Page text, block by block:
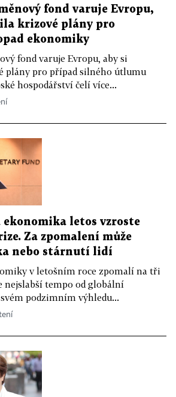
fond varuje Evropu,
krizové plány pro
ekonomiky
fond varuje Evropu, aby si
plány pro případ silného útlumu
hospodářství čelí více...
ekonomika letos vzroste
Za zpomalení může
nebo stárnutí lidí
v letošním roce zpomalí na tři
nejslabší tempo od globální
podzimním výhledu...